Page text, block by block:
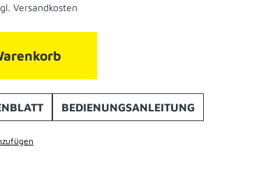
Versandkosten
BEDIENUNGSANLEITUNG